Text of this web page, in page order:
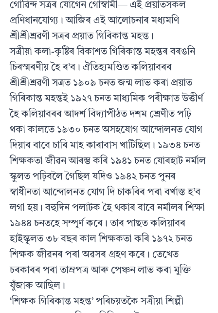
গোৱিন্দ সত্ৰৰ যোগেন গোস্বামী— এই প্ৰয়াতসকল
প্ৰণিধানযোগ‍্য। আজিৰ এই আলোচনাৰ মধ‍্যমণি
শ্ৰীশ্ৰীশ্ৰৱণী সত্ৰৰ প্ৰয়াত গিৰিকান্ত মহন্ত।
সত্ৰীয়া কলা-কৃষ্টিৰ বিকাশত গিৰিকান্ত মহন্তৰ বৰঙনি
চিৰস্মৰণীয় হৈ ৰ’ব। ঐতিহ‍্যমণ্ডিত কলিয়াবৰৰ
শ্ৰীশ্ৰীশ্ৰৱণী সত্ৰত ১৯০৯ চনত জন্ম লাভ কৰা প্ৰয়াত
গিৰিকান্ত মহন্তই ১৯২৭ চনত মাধ‍্যমিক পৰীক্ষাত উত্তীৰ্ণ
হৈ কলিয়াবৰৰ আদৰ্শ বিদ‍্যাপীঠত দশম শ্ৰেণীত পঢ়ি
থকা কালতে ১৯৩০ চনত অসহযোগ আন্দোলনত যোগ
দিয়াৰ বাবে চাৰি মাহ কাৰাবাস খাটিছিল। ১৯৩৪ চনত
শিক্ষকতা জীৱন আৰম্ভ কৰি ১৯৪১ চনত যোৰহাট নৰ্মাল
স্কুলত পঢ়িবলৈ গৈছিল যদিও ১৯৪২ চনত পুনৰ
স্বাধীনতা আন্দোলনত যোগ দি চাকৰিৰ পৰা বৰ্খাস্ত হ’ব
লগা হয়। বহুদিন পলাটক হৈ থকাৰ বাবে নৰ্মালৰ শিক্ষা
১৯৪৪ চনতহে সম্পূৰ্ণ কৰে। তাৰ পাছত কলিয়াবৰ
হাইস্কুলত ৩৮ বছৰ কাল শিক্ষকতা কৰি ১৯৭২ চনত
শিক্ষক জীৱনৰ পৰা অৱসৰ গ্ৰহণ কৰে। তেখেত
চৰকাৰৰ পৰা তাম্ৰপত্ৰ আৰু পেঞ্চন লাভ কৰা মুক্তি
যুঁজাৰু আছিল।
‘শিক্ষক গিৰিকান্ত মহন্ত’ পৰিচয়তকৈ সত্ৰীয়া শিল্পী